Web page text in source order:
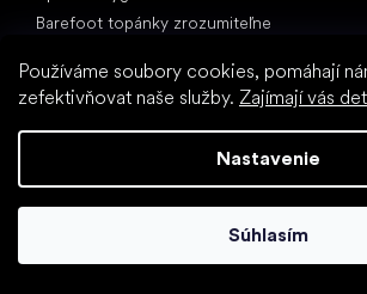
Používáme soubory cookies, pomáhají
zefektivňovat naše služby. Zajímají vás
Nastavenie
Súhlasím
Barefoot topánky zrozumiteľne
Špeciálne kategórie